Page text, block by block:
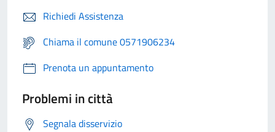
Richiedi Assistenza
Chiama il comune 0571906234
Prenota un appuntamento
Problemi in città
Segnala disservizio